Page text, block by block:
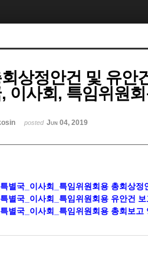
상정안건 및 유안
이사회, 특임위원
posted Jun 04, 2019
별국_이사회_특임위원회용 총회상정
별국_이사회_특임위원회용 유안건
별국_이사회_특임위원회용 총회보고